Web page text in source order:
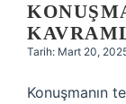
Tarih: Mart 20,
Konuşmanın